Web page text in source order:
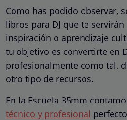
Como has podido observar,
libros para DJ que te
inspiración o aprendizaje
tu objetivo es convertirte en
profesionalmente como tal,
otro tipo de recursos.
En la Escuela 35mm
técnico y profesional